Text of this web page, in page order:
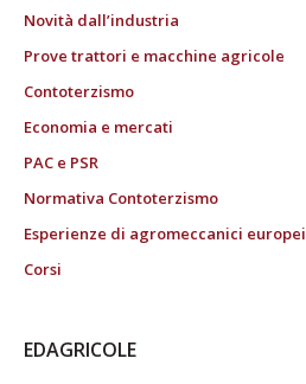
Novità dall’industria
Prove trattori e macchine agricole
Contoterzismo
Economia e mercati
PAC e PSR
Normativa Contoterzismo
Esperienze di agromeccanici europei
Corsi
EDAGRICOLE